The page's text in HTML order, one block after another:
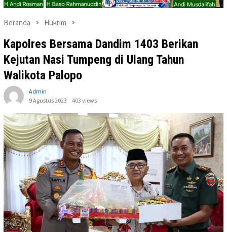
Beranda Hukrim
Kapolres Bersama Dandim 1403 Berikan
Kejutan Nasi Tumpeng di Ulang Tahun
Walikota Palopo
Admin
9 Agustus 2023
403 views